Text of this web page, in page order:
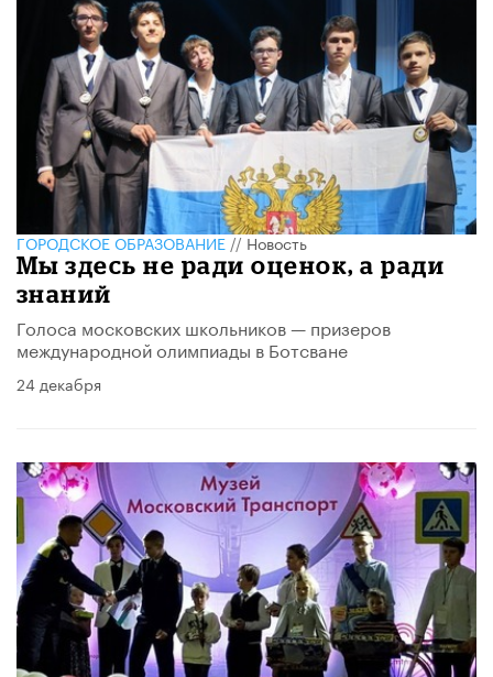
ГОРОДСКОЕ ОБРАЗОВАНИЕ//Новость
Мы здесь не ради оценок, а ради
знаний
Голоса московских школьников — призеров
международной олимпиады в Ботсване
24 декабря